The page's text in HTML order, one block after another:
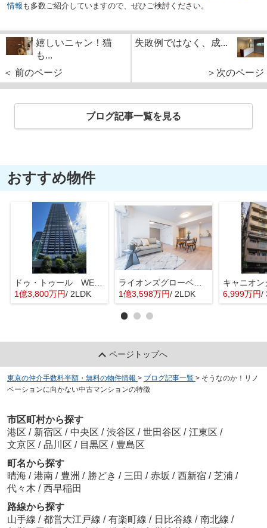
情報 も多数ご紹介していますので、ぜひご検討ください。
嬉しいニャン！猫
も...
＜ 前のページ
失敗例ではなく、成...
＞次のページ
ブログ記事一覧を見る
おすすめ物件
ドゥ・トゥール WEST
1億3,800万円/ 2LDK
ライオンズグローベル浅草雷門
1億3,598万円/ 2LDK 6,999万円/
ページトップへ
東京の仲介手数料半額・無料の物件情報 > ブログ記事一覧 > そうなのか！リノ
ベーションに向かない中古マンションの特徴
市区町村から探す
港区 / 新宿区 / 中央区 / 渋谷区 / 世田谷区 / 江東区 /
文京区 / 品川区 / 目黒区 / 豊島区
町名から探す
晴海 / 港南 / 豊洲 / 勝どき / 三田 / 赤坂 / 西新宿 / 芝浦 /
代々木 / 西早稲田
路線から探す
山手線 / 都営大江戸線 / 有楽町線 / 日比谷線 / 南北線 /